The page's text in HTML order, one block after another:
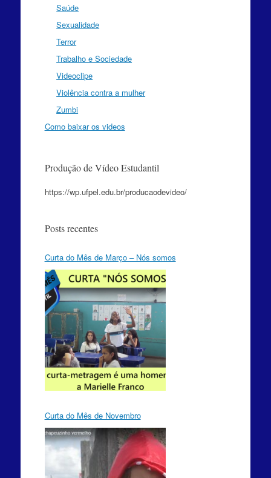
Saúde
Sexualidade
Terror
Trabalho e Sociedade
Videoclipe
Violência contra a mulher
Zumbi
Como baixar os videos
Produção de Vídeo Estudantil
https://wp.ufpel.edu.br/producaodevideo/
Posts recentes
Curta do Mês de Março – Nós somos
Curta do Mês de Novembro